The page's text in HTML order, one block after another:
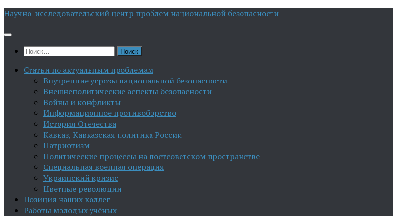
Перейти
содержимому
Научно-исследовательский центр проблем национальной безопасности
Найти:
Статьи по актуальным проблемам
Внутренние угрозы национальной безопасности
Внешнеполитические аспекты безопасности
Войны и конфликты
Информационное противоборство
История Отечества
Кавказ, Кавказская политика России
Патриотизм
Политические процессы на постсоветском пространстве
Специальная военная операция
Украинский кризис
Цветные революции
Позиция наших коллег
Работы молодых учёных